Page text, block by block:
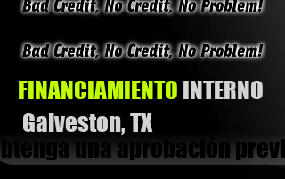
FINANCIAMIENTO INTERNO
Galveston, TX
una aprobación previa